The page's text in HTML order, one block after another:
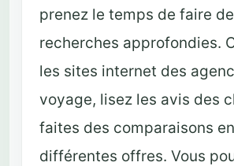
prenez le temps de faire
recherches approfondies.
les sites internet des
voyage, lisez les avis des
faites des comparaisons
différentes offres. Vous